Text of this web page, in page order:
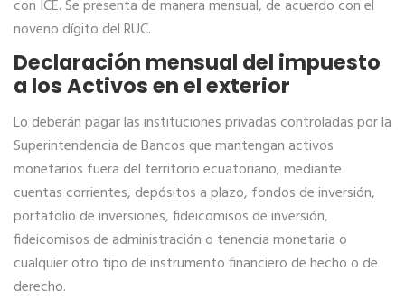
con ICE. Se presenta de manera mensual, de acuerdo con el
noveno dígito del RUC.
Declaración mensual del impuesto
a los Activos en el exterior
Lo deberán pagar las instituciones privadas controladas por la
Superintendencia de Bancos que mantengan activos
monetarios fuera del territorio ecuatoriano, mediante
cuentas corrientes, depósitos a plazo, fondos de inversión,
portafolio de inversiones, fideicomisos de inversión,
fideicomisos de administración o tenencia monetaria o
cualquier otro tipo de instrumento financiero de hecho o de
derecho.